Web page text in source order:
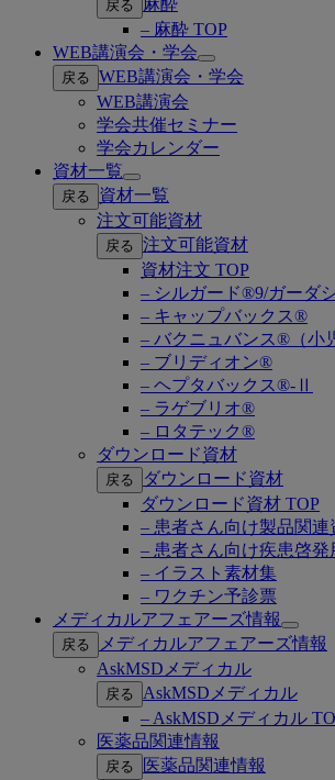
戻る
麻酔
– 麻酔 TOP
WEB講演会・学会
Open
submenu
戻る WEB講演会・学会
WEB講演会
学会共催セミナー
学会カレンダー
資材一覧
Open
submenu
戻る
資材一覧
注文可能資材
戻る 注文可能資材
資材注文 TOP
– シルガード®9/ガーダ
– キャップバックス®
– バクニュバンス®（小
– ブリディオン®
– ヘプタバックス®-Ⅱ
– ラゲブリオ®
– ロタテック®
ダウンロード資材
戻る
ダウンロード資材
ダウンロード資材 TOP
– 患者さん向け製品関連
– 患者さん向け疾患啓発
– イラスト素材集
– ワクチン予診票
メディカルアフェアーズ情報
Open
戻る
メディカルアフェアーズ情報
AskMSDメディカル
戻る
AskMSDメディカル
– AskMSDメディカル
医薬品関連情報
戻る
医薬品関連情報